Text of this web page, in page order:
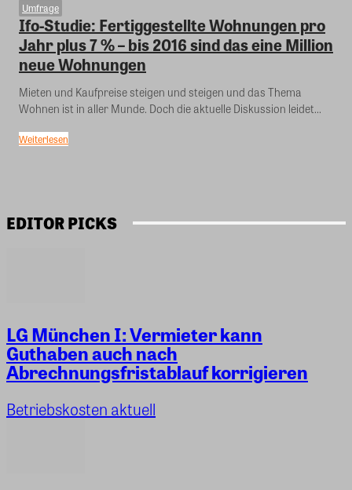
Umfrage
Ifo-Studie: Fertiggestellte Wohnungen pro
Jahr plus 7 % – bis 2016 sind das eine Million
neue Wohnungen
Mieten und Kaufpreise steigen und steigen und das Thema
Wohnen ist in aller Munde. Doch die aktuelle Diskussion leidet...
Weiterlesen
EDITOR PICKS
LG München I: Vermieter kann
Guthaben auch nach
Abrechnungsfristablauf korrigieren
Betriebskosten aktuell